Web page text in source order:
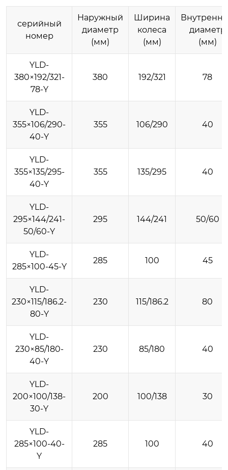
серийный
номер
Наружный
диаметр
(мм)
Ширина
колеса
(мм)
диаметр
(мм)
YLD-
380×192/321-
78-Y
380 192/321 78
YLD-
355×106/290-
40-Y
355 106/290 40
YLD-
355×135/295-
40-Y
355 135/295 40
YLD-
295×144/241-
50/60-Y
295 144/241 50/60
YLD-
285×100-45-Y
285 100 45
YLD-
230×115/186.2-
80-Y
230 115/186.2 80
YLD-
230×85/180-
40-Y
230 85/180 40
YLD-
200×100/138-
30-Y
200 100/138 30
YLD-
285×100-40-
Y
285 100 40